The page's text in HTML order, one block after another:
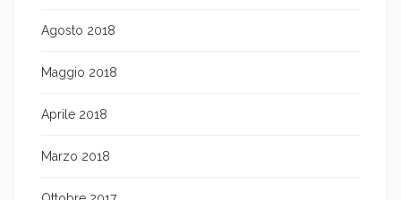
Agosto 2018
Maggio 2018
Aprile 2018
Marzo 2018